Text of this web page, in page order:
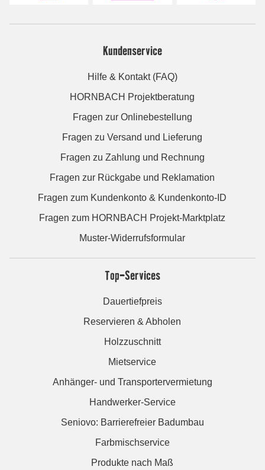
Kundenservice
Hilfe & Kontakt (FAQ)
HORNBACH Projektberatung
Fragen zur Onlinebestellung
Fragen zu Versand und Lieferung
Fragen zu Zahlung und Rechnung
Fragen zur Rückgabe und Reklamation
Fragen zum Kundenkonto & Kundenkonto-ID
Fragen zum HORNBACH Projekt-Marktplatz
Muster-Widerrufsformular
Top-Services
Dauertiefpreis
Reservieren & Abholen
Holzzuschnitt
Mietservice
Anhänger- und Transportervermietung
Handwerker-Service
Seniovo: Barrierefreier Badumbau
Farbmischservice
Produkte nach Maß